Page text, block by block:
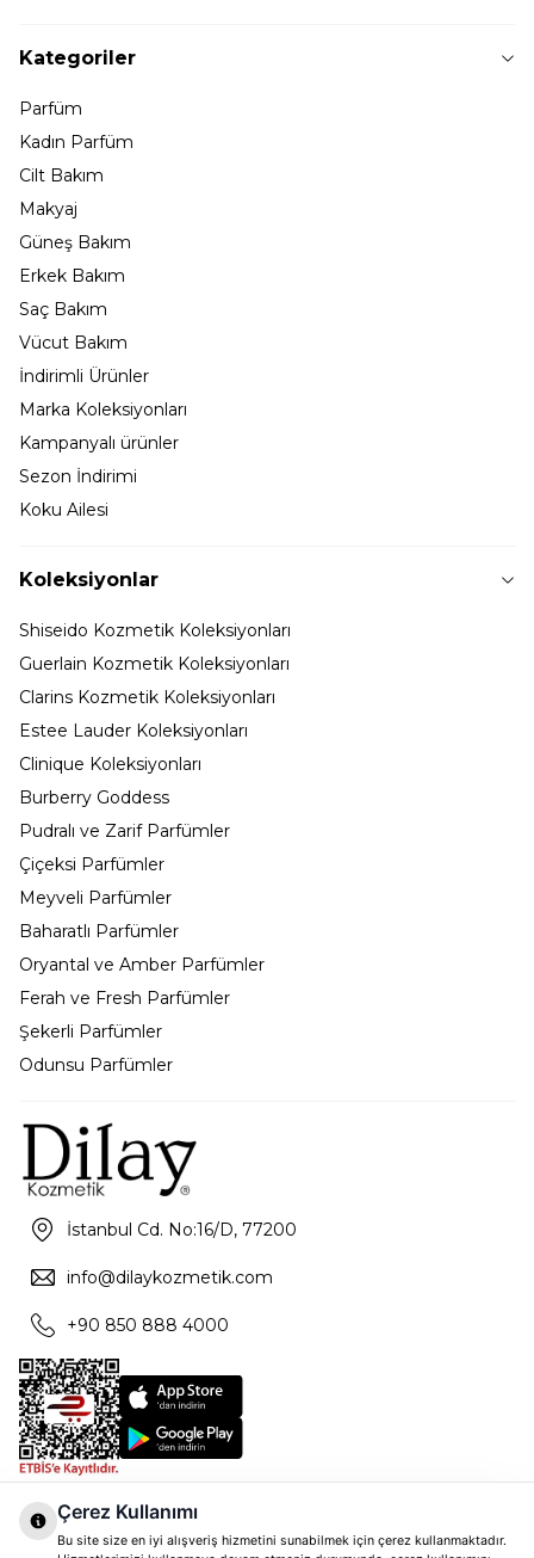
Kategoriler
Parfüm
Kadın Parfüm
Cilt Bakım
Makyaj
Güneş Bakım
Erkek Bakım
Saç Bakım
Vücut Bakım
İndirimli Ürünler
Marka Koleksiyonları
Kampanyalı ürünler
Sezon İndirimi
Koku Ailesi
Koleksiyonlar
Shiseido Kozmetik Koleksiyonları
Guerlain Kozmetik Koleksiyonları
Clarins Kozmetik Koleksiyonları
Estee Lauder Koleksiyonları
Clinique Koleksiyonları
Burberry Goddess
Pudralı ve Zarif Parfümler
Çiçeksi Parfümler
Meyveli Parfümler
Baharatlı Parfümler
Oryantal ve Amber Parfümler
Ferah ve Fresh Parfümler
Şekerli Parfümler
Odunsu Parfümler
İstanbul Cd. No:16/D, 77200
info@dilaykozmetik.com
+90 850 888 4000
Çerez Kullanımı
Bu site size en iyi alışveriş hizmetini sunabilmek için çerez kullanmaktadır.